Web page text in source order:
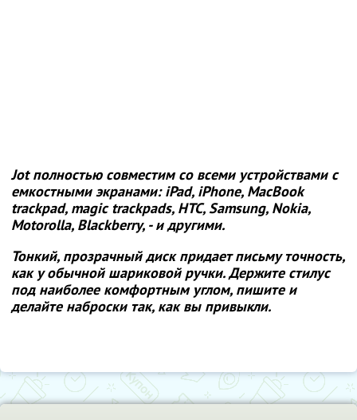
Jot полностью совместим со всеми устройствами с
емкостными экранами: iPad, iPhone, MacBook
trackpad, magic trackpads, HTC, Samsung, Nokia,
Motorolla, Blackberry, - и другими.
Тонкий, прозрачный диск придает письму точность,
как у обычной шариковой ручки. Держите стилус
под наиболее комфортным углом, пишите и
делайте наброски так, как вы привыкли.